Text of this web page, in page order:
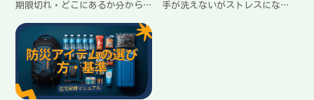
期限切れ・どこにあるか分から
る。常備薬と処方薬の備え方、
保管場所、メモしておく情報を
在宅避難向けに整理します。
手が洗えないがストレスにな